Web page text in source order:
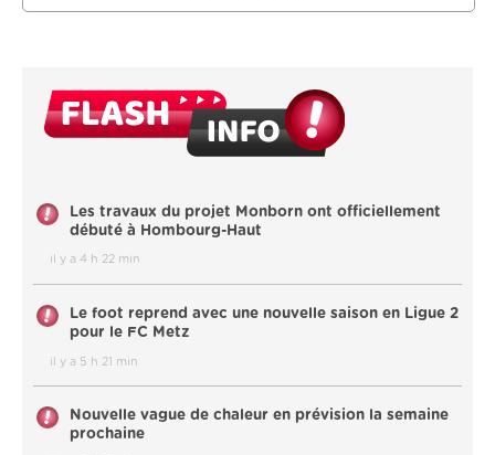
Les travaux du projet Monborn ont officiellement
débuté à Hombourg-Haut
il y a 4 h 22 min
Le foot reprend avec une nouvelle saison en Ligue 2
pour le FC Metz
il y a 5 h 21 min
Nouvelle vague de chaleur en prévision la semaine
prochaine